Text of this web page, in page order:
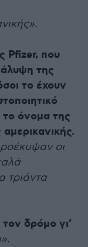
Pfizer, που
της
το έχουν
όνομα της
αμερικανικής.
οι
τριάντα
δρόμο γι’